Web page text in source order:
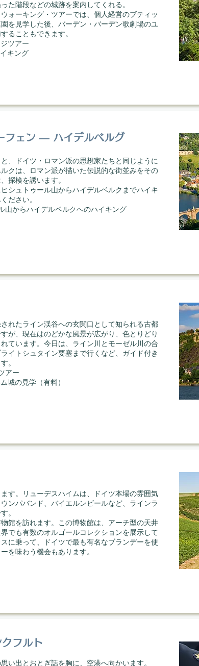
た階段などの城跡を案内してくれる。
ォーキング・ツアーでは、個人経営のブティッ
を見学した後、バーデン・バーデン歌劇場のユ
ることもできます。
ツアー
キング
フェン ― ハイデルベルグ
、ドイツ・ロマン派の思想家たちと同じように
クは、ロマン派が描いた伝説的な街並みをその
探検を誘います。
シュトゥール山からハイデルベルクまでハイキ
ださい。
山からハイデルベルクへのハイキング
れたライン渓谷への玄関口として知られる古都
が、現在はのどかな風景が広がり、色とりどり
ています。今日は、ライン川とモーゼル川の合
イトシュタイン要塞まで行くなど、ガイド付き
。
アー
城の見学（有料）
す。リューデスハイムは、ドイツ本場の雰囲気
ンパバンド、バイエルンビールなど、ラインラ
。
館を訪れます。この博物館は、アーチ型の天井
でも有数のオルゴールコレクションを展示して
に乗って、ドイツで最も有名なブランデーを使
を味わう機会もあります。
フルト
い出とおとぎ話を胸に、空港へ向かいます。